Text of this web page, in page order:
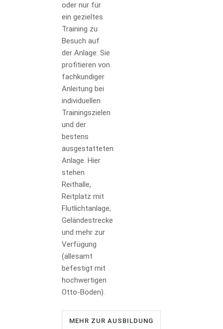
oder nur für
ein gezieltes
Training zu
Besuch auf
der Anlage: Sie
profitieren von
fachkundiger
Anleitung bei
individuellen
Trainingszielen
und der
bestens
ausgestatteten
Anlage. Hier
stehen
Reithalle,
Reitplatz mit
Flutlichtanlage,
Geländestrecke
und mehr zur
Verfügung
(allesamt
befestigt mit
hochwertigen
Otto-Böden).
MEHR ZUR AUSBILDUNG